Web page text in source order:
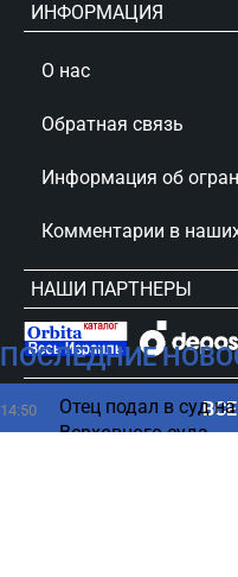
ПОСЛЕДНИЕ
14:50
Отец подал в суд
Верховного суда
ИНФОРМАЦИЯ
О нас
Обратная связь
Информация об
Комментарии в
НАШИ ПАРТНЕРЫ
сursorinfo.co.il © Все